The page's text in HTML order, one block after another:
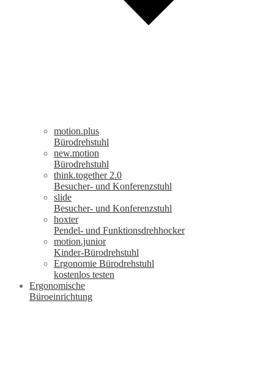
motion.plus
Bürodrehstuhl
new.motion
Bürodrehstuhl
think.together 2.0
Besucher- und Konferenzstuhl
slide
Besucher- und Konferenzstuhl
hoxter
Pendel- und Funktionsdrehhocker
motion.junior
Kinder-Bürodrehstuhl
Ergonomie Bürodrehstuhl
kostenlos testen
Ergonomische
Büroeinrichtung